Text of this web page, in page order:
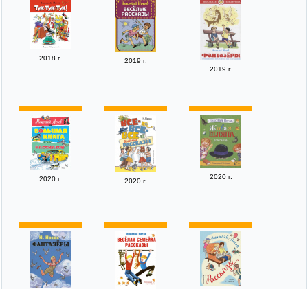
2018 г.
2019 г.
2019 г.
2020 г. 2020 г.
2020 г.